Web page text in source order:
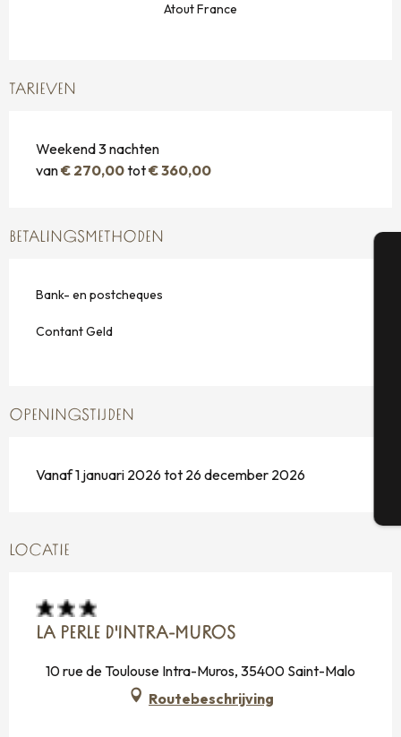
Atout France
TARIEVEN
Weekend 3 nachten
van€ 270,00tot€ 360,00
BETALINGSMETHODEN
Bank- en postcheques
Contant Geld
OPENINGSTIJDEN
Vanaf 1 januari 2026 tot 26 december 2026
LOCATIE
LA PERLE D'INTRA-MUROS
10 rue de Toulouse Intra-Muros, 35400 Saint-Malo
Routebeschrijving